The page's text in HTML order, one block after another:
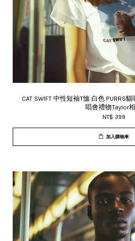
CAT SWIFT 中性短袖T恤 白色 PURRS
唱會禮物Taylor
NT$ 399
加入購物車